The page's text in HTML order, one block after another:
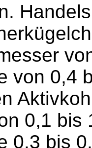
von 0,4
0,1 bis
0,3 bis